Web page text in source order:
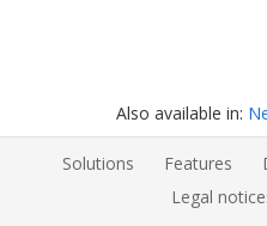
Also available in:
Solutions Features
Legal